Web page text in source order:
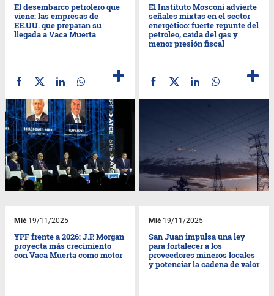
El desembarco petrolero que
viene: las empresas de
EE.UU. que preparan su
llegada a Vaca Muerta
El Instituto Mosconi advierte
señales mixtas en el sector
energético: fuerte repunte del
petróleo, caída del gas y
menor presión fiscal
Mié19/11/2025
YPF frente a 2026: J.P. Morgan
proyecta más crecimiento
con Vaca Muerta como motor
Mié19/11/2025
San Juan impulsa una ley
para fortalecer a los
proveedores mineros locales
y potenciar la cadena de valor